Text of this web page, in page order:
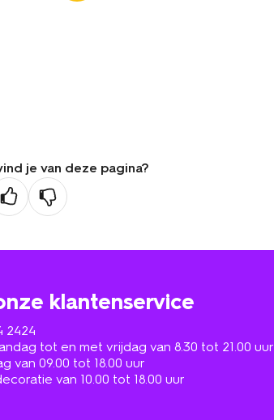
je van deze pagina?
klantenservice
2424
tot en met vrijdag van 8.30 tot 21.00 uur
van 09.00 tot 18.00 uur
van 10.00 tot 18.00 uur